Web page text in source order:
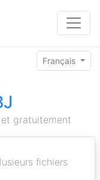
Français
gratuitement
fichiers